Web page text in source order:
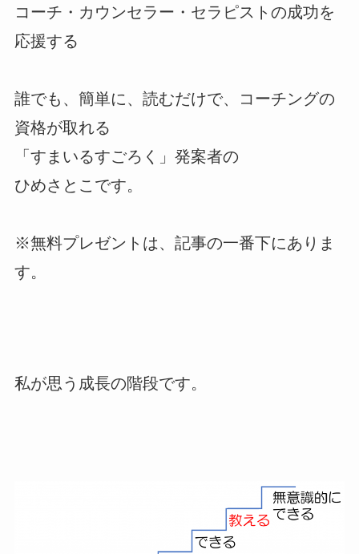
コーチ・カウンセラー・セラピストの成功を
応援する
誰でも、簡単に、読むだけで、コーチングの
資格が取れる
「すまいるすごろく」発案者の
ひめさとこです。
※無料プレゼントは、記事の一番下にありま
す。
私が思う成長の階段です。